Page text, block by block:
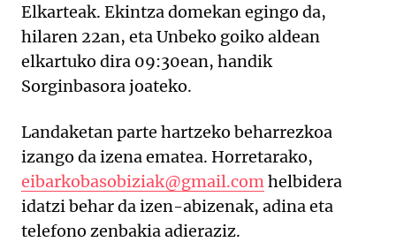
Elkarteak. Ekintza domekan egingo da,
hilaren 22an, eta Unbeko goiko aldean
elkartuko dira 09:30ean, handik
Sorginbasora joateko.
Landaketan parte hartzeko beharrezkoa
izango da izena ematea. Horretarako,
eibarkobasobiziak@gmail.comhelbidera
idatzi behar da izen-abizenak, adina eta
telefono zenbakia adieraziz.